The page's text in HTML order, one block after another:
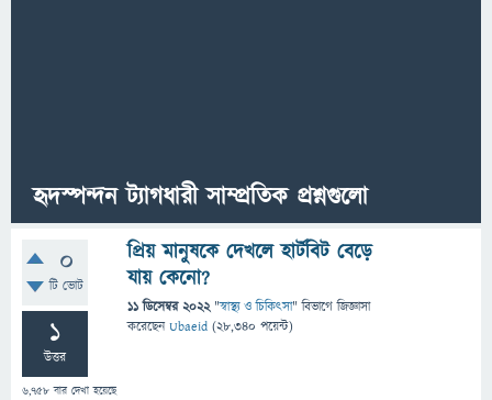
হৃদস্পন্দন ট্যাগধারী সাম্প্রতিক প্রশ্নগুলো
0
টি ভোট
1
উত্তর
6,758 বার দেখা হয়েছে
প্রিয় মানুষকে দেখলে হার্টবিট বেড়ে
যায় কেনো?
11 ডিসেম্বর 2022 "স্বাস্থ্য ও চিকিৎসা" বিভাগে জিজ্ঞাসা
করেছেনUbaeid (28,340 পয়েন্ট)